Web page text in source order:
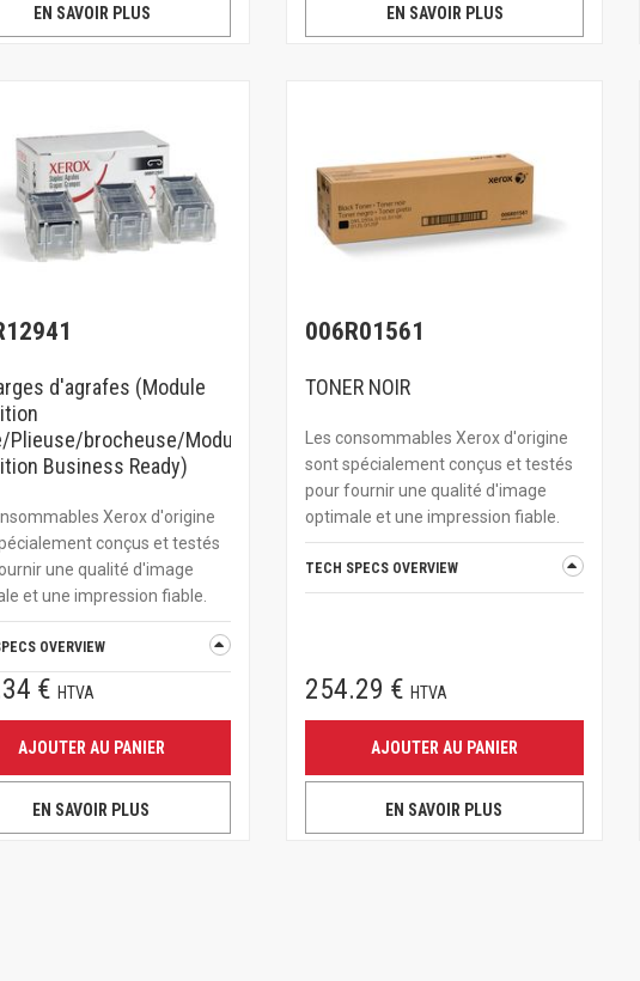
EN SAVOIR PLUS EN SAVOIR PLUS
d'agrafes (Module
Plieuse/brocheuse/Module
Business Ready)
Xerox d'origine
conçus et testés
une qualité d'image
et une impression fiable.
OVERVIEW
€ HTVA
AJOUTER AU PANIER
EN SAVOIR PLUS
006R01561
TONER NOIR
Les consommables Xerox d'origine
sont spécialement conçus et testés
pour fournir une qualité d'image
optimale et une impression fiable.
TECH SPECS OVERVIEW
254.29 € HTVA
AJOUTER AU PANIER
EN SAVOIR PLUS